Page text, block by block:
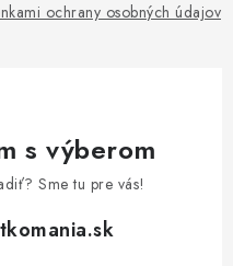
ochrany osobných údajov
s výberom
Sme tu pre vás!